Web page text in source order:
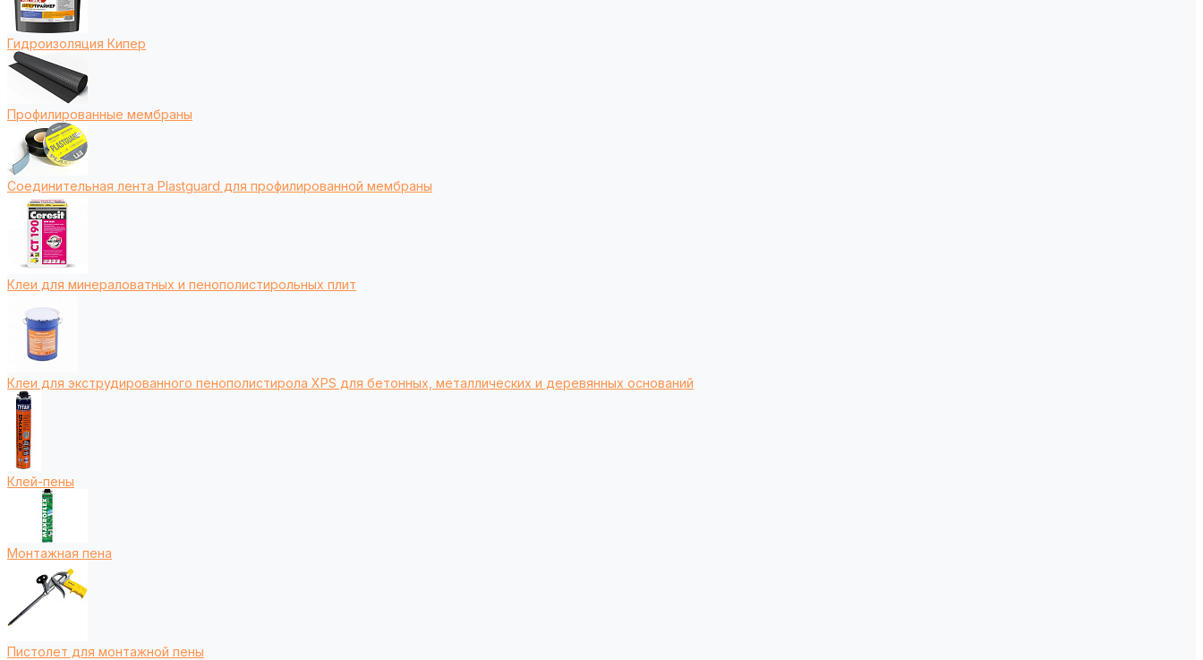
Гидроизоляция Кипер
Профилированные мембраны
Соединительная лента Plastguard для профилированной мембраны
Клеи для минераловатных и пенополистирольных плит
Клеи для экструдированного пенополистирола XPS для бетонных, металлических и деревянных оснований
Клей-пены
Монтажная пена
Пистолет для монтажной пены